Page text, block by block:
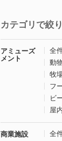
カテゴリで絞
アミューズ
メント
全
動
牧
フ
ビ
屋
商業施設 全